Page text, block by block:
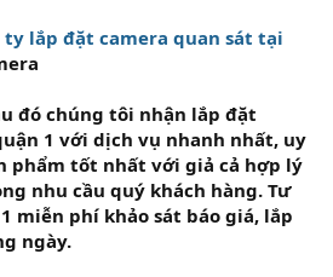
ty lắp đặt camera quan sát tại
đó chúng tôi nhận lắp đặt
1 với dịch vụ nhanh nhất, uy
phẩm tốt nhất với giả cả hợp lý
nhu cầu quý khách hàng. Tư
miễn phí khảo sát báo giá, lắp
ngày.